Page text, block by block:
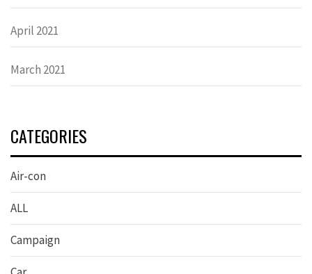
April 2021
March 2021
CATEGORIES
Air-con
ALL
Campaign